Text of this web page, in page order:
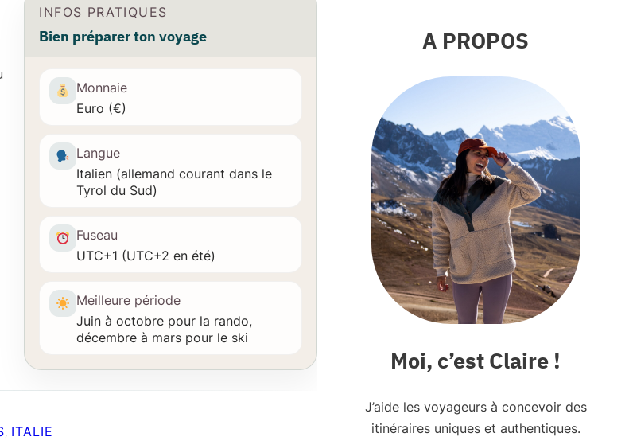
INFOS PRATIQUES
Bien préparer ton voyage
Monnaie
Euro (€)
Langue
Italien (allemand courant dans le
Tyrol du Sud)
Fuseau
UTC+1 (UTC+2 en été)
Meilleure période
Juin à octobre pour la rando,
décembre à mars pour le ski
, ITALIE
A PROPOS
Moi, c’est Claire !
J’aide les voyageurs à concevoir des
itinéraires uniques et authentiques.